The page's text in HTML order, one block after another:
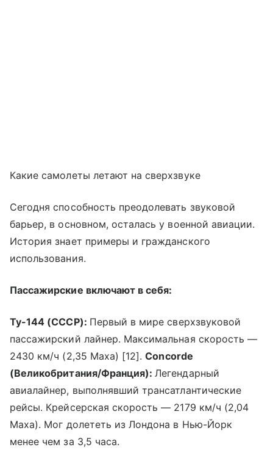
Какие самолеты летают на сверхзвуке
Сегодня способность преодолевать звуковой
барьер, в основном, осталась у военной авиации.
История знает примеры и гражданского
использования.
Пассажирские включают в себя:
Ту-144 (СССР): Первый в мире сверхзвуковой
пассажирский лайнер. Максимальная скорость —
2430 км/ч (2,35 Маха) [12].Concorde
(Великобритания/Франция):Легендарный
авиалайнер, выполнявший трансатлантические
рейсы. Крейсерская скорость — 2179 км/ч (2,04
Маха). Мог долететь из Лондона в Нью-Йорк
менее чем за 3,5 часа.